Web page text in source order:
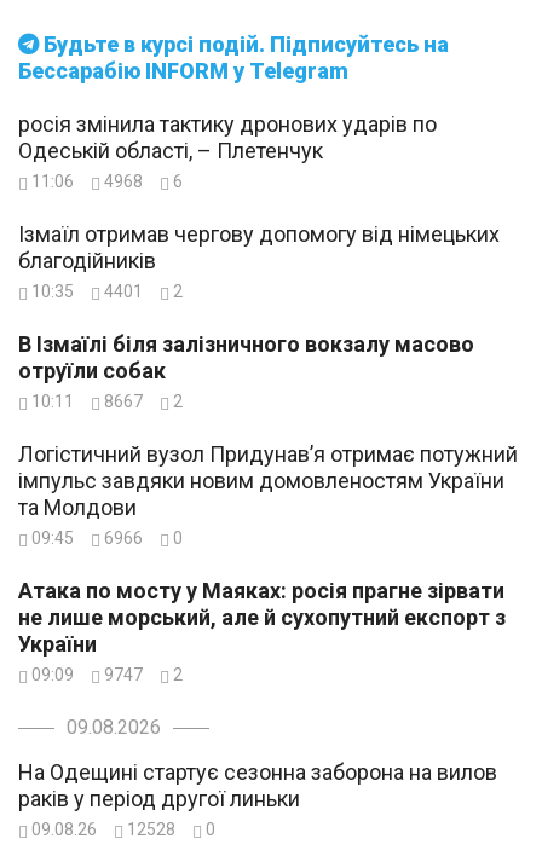
Будьте в курсі подій. Підписуйтесь на
Бессарабію INFORM у Telegram
росія змінила тактику дронових ударів по
Одеській області, – Плетенчук
11:06 4968 6
Ізмаїл отримав чергову допомогу від німецьких
благодійників
10:35 4401 2
В Ізмаїлі біля залізничного вокзалу масово
отруїли собак
10:11 8667 2
Логістичний вузол Придунав’я отримає потужний
імпульс завдяки новим домовленостям України
та Молдови
09:45 6966 0
Атака по мосту у Маяках: росія прагне зірвати
не лише морський, але й сухопутний експорт з
України
09:09 9747 2
09.08.2026
На Одещині стартує сезонна заборона на вилов
раків у період другої линьки
09.08.26 12528 0